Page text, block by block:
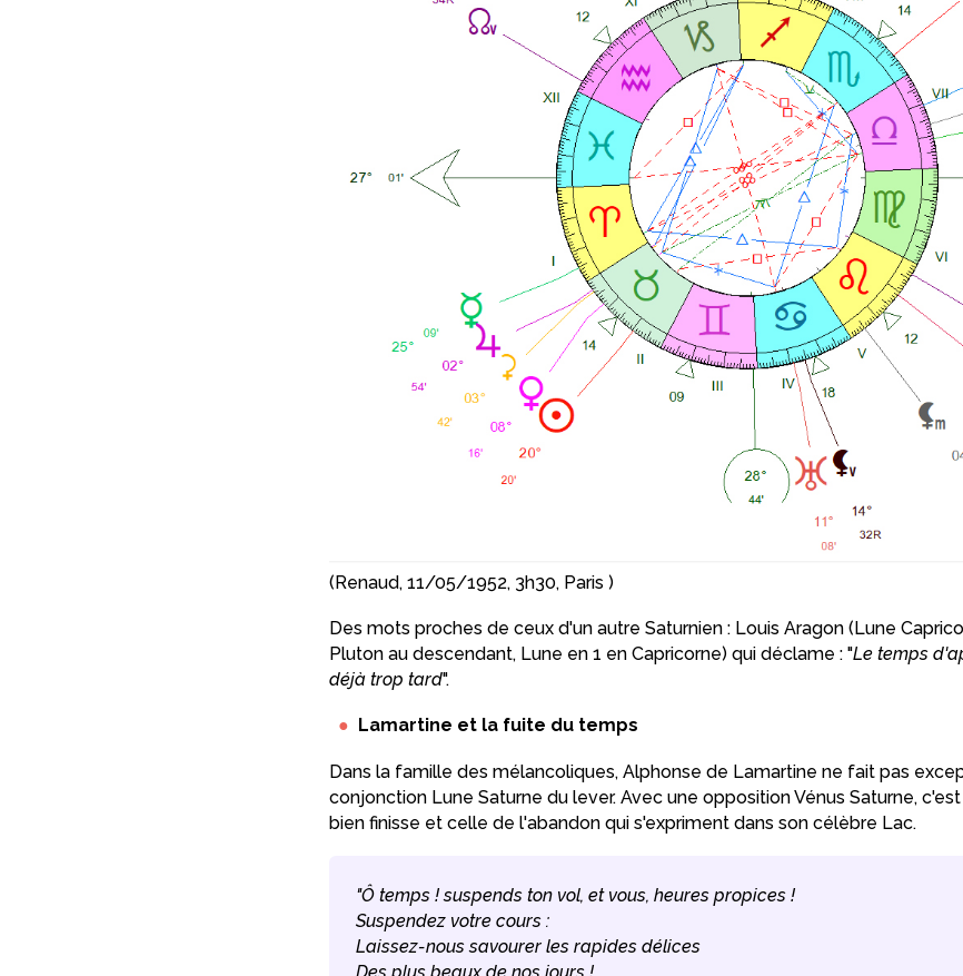
(Renaud, 11/05/1952, 3h30, Paris )
Des mots proches de ceux d'un autre Saturnien : Louis Aragon (Lune
Pluton au descendant, Lune en 1 en Capricorne) qui déclame : "Le temps
déjà trop tard".
Lamartine et la fuite du temps
Dans la famille des mélancoliques, Alphonse de Lamartine ne fait pas
conjonction Lune Saturne du lever. Avec une opposition Vénus Saturne,
bien finisse et celle de l'abandon qui s'expriment dans son célèbre Lac.
"Ô temps ! suspends ton vol, et vous, heures propices !
Suspendez votre cours :
Laissez-nous savourer les rapides délices